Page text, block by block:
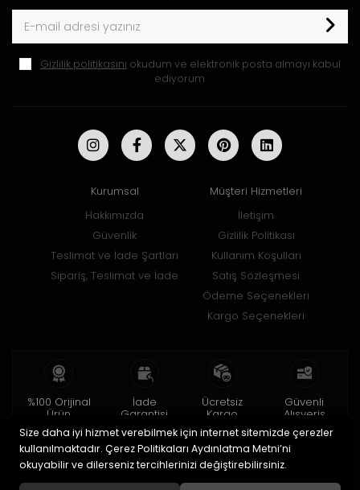
Gizlilik politikasını okudum ve elektronik posta almayı kabul
ediyorum.
Kurumsal
Hakkımızda
Güvenlik
Teslimat ve İade Şartları
Sipariş, Teslimat ve İade
Müşteri Hizmetleri
İletişim
Gizlilik Politikası
Kullanım Koşulları
Satış Sözleşmesi
Ödeme Seçenekleri
Kargo Seçenekleri
%100 Orijinal
Ürün
2 yıl garanti
İade
Garantisi
15 gün içinde
iade
Ücretsiz
Kargo
150 TL ve üzeri
Güvenli
Alışveriş
256bit SSL ile
Size daha iyi hizmet verebilmek için internet sitemizde çerezler
kullanılmaktadır. Çerez Politikaları Aydınlatma Metni’ni
okuyabilir ve dilerseniz tercihlerinizi değiştirebilirsiniz.